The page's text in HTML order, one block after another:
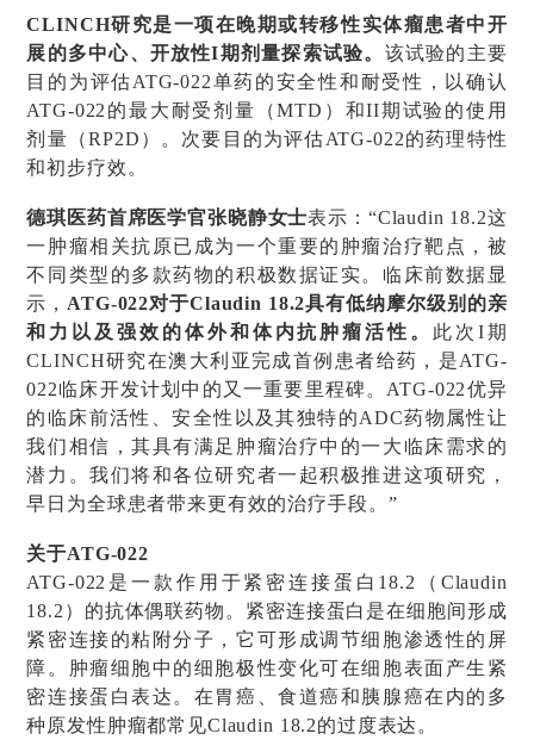
CLINCH研究是一项在晚期或转移性实体瘤患者中开
展的多中心、开放性I期剂量探索试验。 该试验的主要
目的为评估ATG-022单药的安全性和耐受性，以确认
ATG-022的最大耐受剂量（MTD）和II期试验的使用
剂量（RP2D）。次要目的为评估ATG-022的药理特性
和初步疗效。
德琪医药首席医学官张晓静女士表示：“Claudin 18.2这
一肿瘤相关抗原已成为一个重要的肿瘤治疗靶点，被
不同类型的多款药物的积极数据证实。临床前数据显
示， ATG-022对于Claudin 18.2具有低纳摩尔级别的亲
和力以及强效的体外和体内抗肿瘤活性。 此次I期
CLINCH研究在澳大利亚完成首例患者给药，是ATG-
022临床开发计划中的又一重要里程碑。ATG-022优异
的临床前活性、安全性以及其独特的ADC药物属性让
我们相信，其具有满足肿瘤治疗中的一大临床需求的
潜力。我们将和各位研究者一起积极推进这项研究，
早日为全球患者带来更有效的治疗手段。”
关于ATG-022
ATG-022是一款作用于紧密连接蛋白18.2（Claudin
18.2）的抗体偶联药物。紧密连接蛋白是在细胞间形成
紧密连接的粘附分子，它可形成调节细胞渗透性的屏
障。肿瘤细胞中的细胞极性变化可在细胞表面产生紧
密连接蛋白表达。在胃癌、食道癌和胰腺癌在内的多
种原发性肿瘤都常见Claudin 18.2的过度表达。